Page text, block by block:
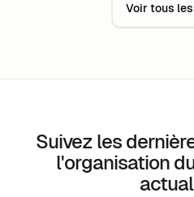
Voir tous
Suivez les
l'organisation